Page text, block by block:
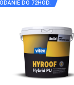
DO 72HOD.